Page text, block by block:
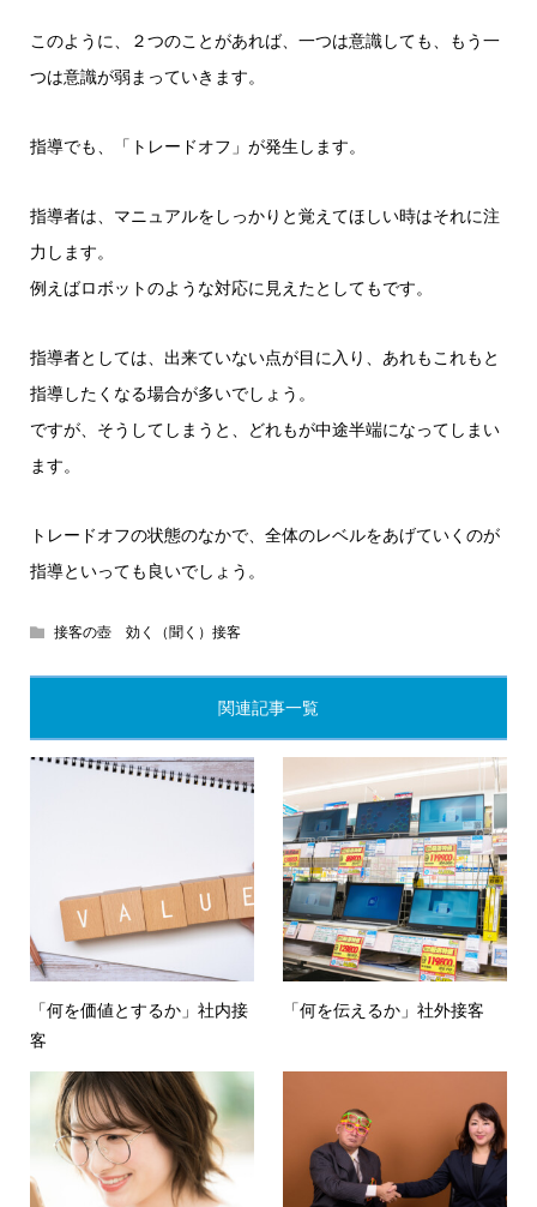
このように、２つのことがあれば、一つは意識しても、もう一
つは意識が弱まっていきます。
指導でも、「トレードオフ」が発生します。
指導者は、マニュアルをしっかりと覚えてほしい時はそれに注
力します。
例えばロボットのような対応に見えたとしてもです。
指導者としては、出来ていない点が目に入り、あれもこれもと
指導したくなる場合が多いでしょう。
ですが、そうしてしまうと、どれもが中途半端になってしまい
ます。
トレードオフの状態のなかで、全体のレベルをあげていくのが
指導といっても良いでしょう。
接客の壺 効く（聞く）接客
関連記事一覧
「何を価値とするか」社内接
客
「何を伝えるか」社外接客